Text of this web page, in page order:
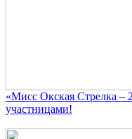
«Мисс Окская Стрелка –
участницами!